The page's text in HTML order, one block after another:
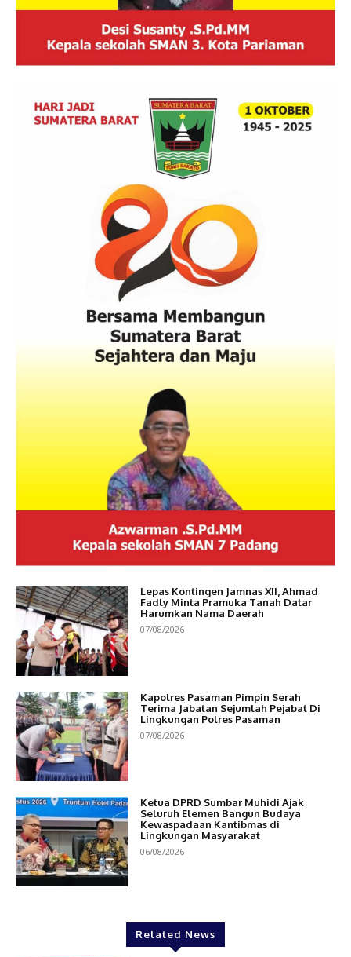
Lepas Kontingen Jamnas XII, Ahmad
Fadly Minta Pramuka Tanah Datar
Harumkan Nama Daerah
07/08/2026
Kapolres Pasaman Pimpin Serah
Terima Jabatan Sejumlah Pejabat Di
Lingkungan Polres Pasaman
07/08/2026
Ketua DPRD Sumbar Muhidi Ajak
Seluruh Elemen Bangun Budaya
Kewaspadaan Kantibmas di
Lingkungan Masyarakat
06/08/2026
Related News